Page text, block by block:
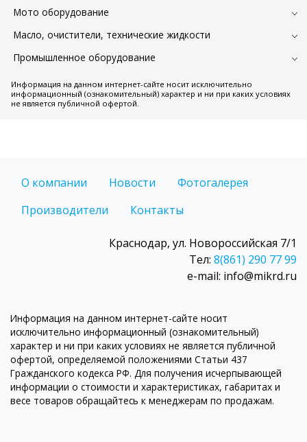
Мото оборудование
Масло, очистители, технические жидкости
Промышленное оборудование
Информация на данном интернет-сайте носит исключительно
информационный (ознакомительный) характер и ни при каких условиях
не является публичной офертой.
О компании Новости
Фотогалерея
Производители
Контакты
Краснодар, ул. Новороссийская 7/1
Тел: 8(861) 290 77 99
e-mail: info@mikrd.ru
Информация на данном интернет-сайте носит
исключительно информационный (ознакомительный)
характер и ни при каких условиях не является публичной
офертой, определяемой положениями Статьи 437
Гражданского кодекса РФ. Для получения исчерпывающей
информации о стоимости и характеристиках, габаритах и
весе товаров обращайтесь к менеджерам по продажам.